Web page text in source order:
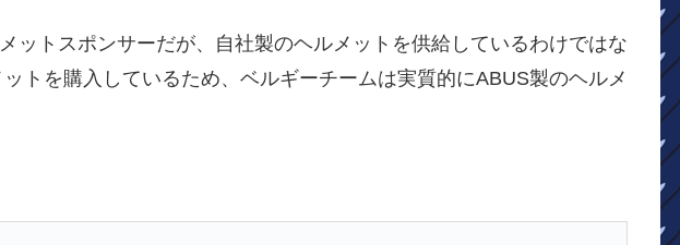
ットスポンサーだが、自社製のヘルメットを供給しているわけではな
トを購入しているため、ベルギーチームは実質的にABUS製のヘルメ